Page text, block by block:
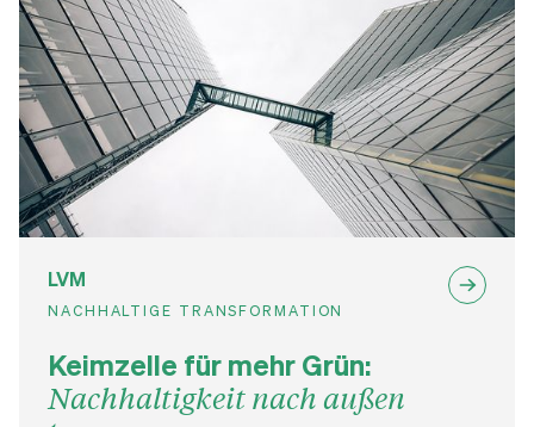
LVM
NACHHALTIGE TRANSFORMATION
Keimzelle für mehr Grün:
Nachhaltigkeit nach außen